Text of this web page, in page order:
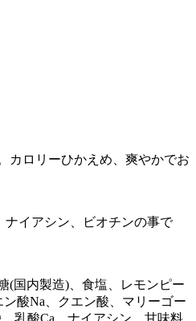
カロリーひかえめ、爽やかでお
イアシン、ビオチンの事で
(国内製造)、食塩、レモンピー
酸Na、クエン酸、マリーゴー
乳酸Ca、ナイアシン、甘味料